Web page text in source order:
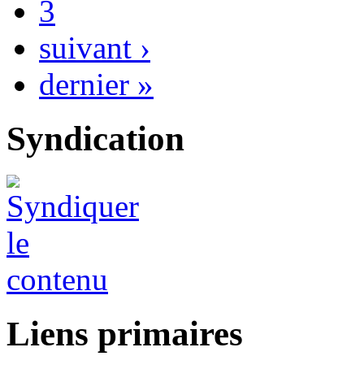
3
suivant ›
dernier »
Syndication
Liens primaires